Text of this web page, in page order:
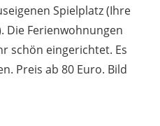
Spielplatz (Ihre
Die Ferienwohnungen
schön eingerichtet. Es
Preis ab 80 Euro. Bild